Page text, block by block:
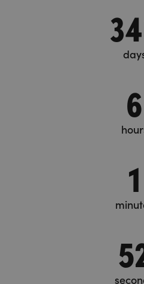
6
1